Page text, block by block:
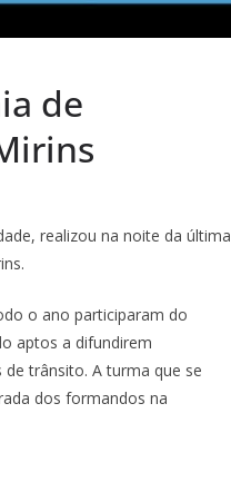
de
realizou na noite da última
o ano participaram do
aptos a difundirem
trânsito. A turma que se
dos formandos na